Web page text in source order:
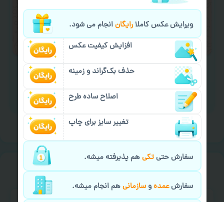
لازم را انجام دهید.
ایمیل جهت ثبت یا پیگیری سفارش:
aks4chap.com@gmail.com
برای ارسال پیام کلیک کنید
خیالت راحت ازسفارش گیری
ویرایش عکس کاملارایگانانجام می شود.
افزایش کیفیت عکس
حذف بک‌گراند و زمینه
اصلاح ساده طرح
تغییر سایز برای چاپ
سفارش حتیتکیهم پذیرفته میشه.
سفارشعمدهوسازمانیهم انجام میشه.